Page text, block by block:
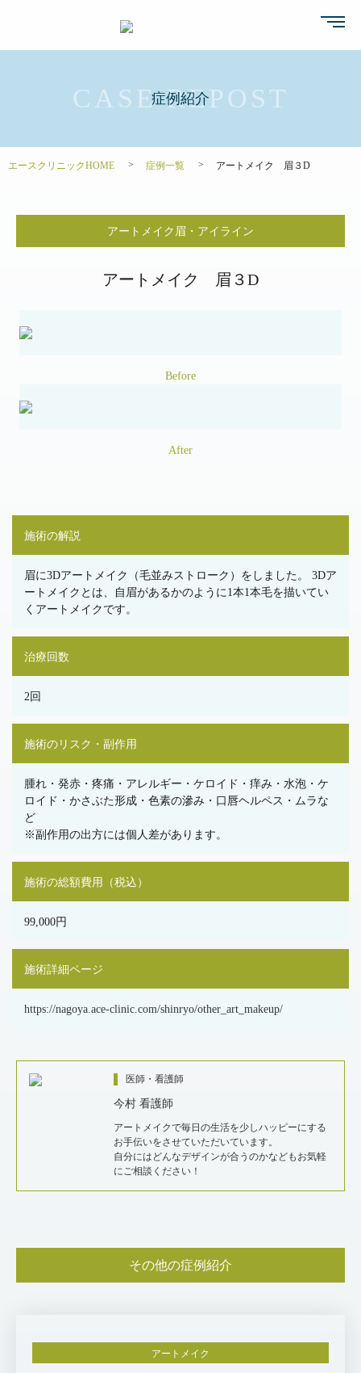
症例紹介
エースクリニックHOME 症例一覧 アートメイク 眉３D
アートメイク眉・アイライン
アートメイク 眉３D
Before
After
施術の解説
眉に3Dアートメイク（毛並みストローク）をしました。 3Dア
ートメイクとは、自眉があるかのように1本1本毛を描いてい
くアートメイクです。
治療回数
2回
施術のリスク・副作用
腫れ・発赤・疼痛・アレルギー・ケロイド・痒み・水泡・ケ
ロイド・かさぶた形成・色素の滲み・口唇ヘルペス・ムラな
ど
※副作用の出方には個人差があります。
施術の総額費用（税込）
99,000円
施術詳細ページ
https://nagoya.ace-clinic.com/shinryo/other_art_makeup/
医師・看護師
今村 看護師
アートメイクで毎日の生活を少しハッピーにする
お手伝いをさせていただいています。
自分にはどんなデザインが合うのかなどもお気軽
にご相談ください！
その他の症例紹介
アートメイク